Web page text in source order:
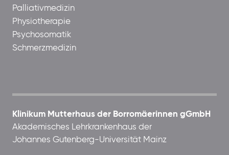
Palliativmedizin
Physiotherapie
Psychosomatik
Schmerzmedizin
Klinikum Mutterhaus der Borromäerinnen gGmbH
Akademisches Lehrkrankenhaus der
Johannes Gutenberg-Universität Mainz